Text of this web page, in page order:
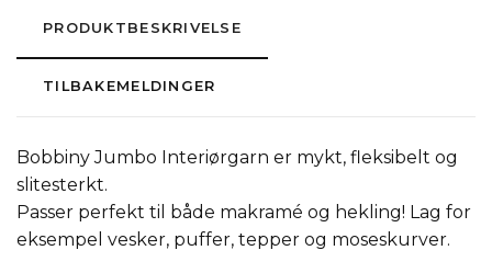
PRODUKTBESKRIVELSE
TILBAKEMELDINGER
Bobbiny Jumbo Interiørgarn er mykt, fleksibelt og
slitesterkt.
Passer perfekt til både makramé og hekling! Lag for
eksempel vesker, puffer, tepper og moseskurver.